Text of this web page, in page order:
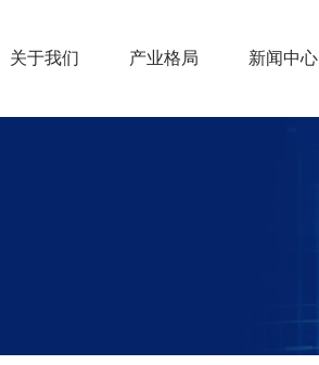
关于我们 产业格局 新闻中心